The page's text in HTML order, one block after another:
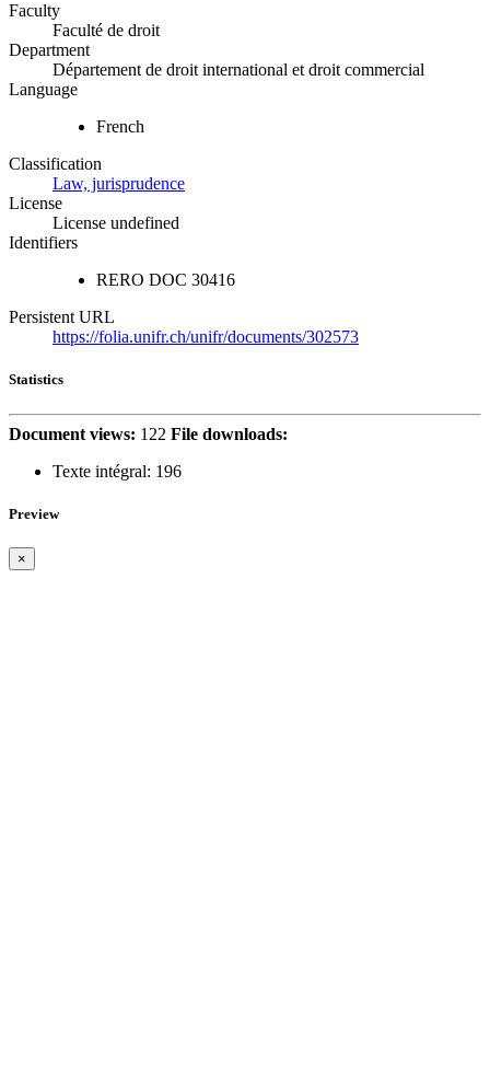
Faculty
Faculté de droit
Department
Département de droit international et droit commercial
Language
French
Classification
Law, jurisprudence
License
License undefined
Identifiers
RERO DOC 30416
Persistent URL
https://folia.unifr.ch/unifr/documents/302573
Statistics
Document views: 122 File downloads:
Texte intégral: 196
Preview
×